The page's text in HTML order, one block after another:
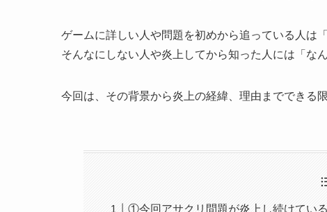
ゲームに詳しい人や問題を初めから追っている人は
そんなにしない人や炎上してから知った人には「な
今回は、その背景から炎上の経緯、理由までできる
①今回アサクリ問題が炎上し続けてい